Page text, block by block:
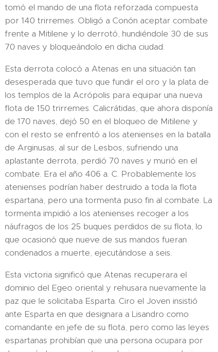
tomó el mando de una flota reforzada compuesta
por 140 trirremes. Obligó a Conón aceptar combate
frente a Mitilene y lo derrotó, hundiéndole 30 de sus
70 naves y bloqueándolo en dicha ciudad.
Esta derrota colocó a Atenas en una situación tan
desesperada que tuvo que fundir el oro y la plata de
los templos de la Acrópolis para equipar una nueva
flota de 150 trirremes. Calicrátidas, que ahora disponía
de 170 naves, dejó 50 en el bloqueo de Mitilene y
con el resto se enfrentó a los atenienses en la batalla
de Arginusas, al sur de Lesbos, sufriendo una
aplastante derrota, perdió 70 naves y murió en el
combate. Era el año 406 a. C. Probablemente los
atenienses podrían haber destruido a toda la flota
espartana, pero una tormenta puso fin al combate. La
tormenta impidió a los atenienses recoger a los
náufragos de los 25 buques perdidos de su flota, lo
que ocasionó que nueve de sus mandos fueran
condenados a muerte, ejecutándose a seis.
Esta victoria significó que Atenas recuperara el
dominio del Egeo oriental y rehusara nuevamente la
paz que le solicitaba Esparta. Ciro el Joven insistió
ante Esparta en que designara a Lisandro como
comandante en jefe de su flota, pero como las leyes
espartanas prohibían que una persona ocupara por